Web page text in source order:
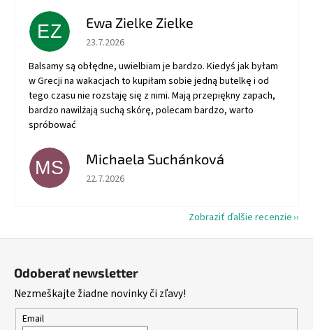
EZ Ewa Zielke Zielke
Hodnotenie obchodu je 5 z 5 hviezdičiek.
23.7.2026
Balsamy są obłędne, uwielbiam je bardzo. Kiedyś jak byłam
w Grecji na wakacjach to kupiłam sobie jedną butelkę i od
tego czasu nie rozstaję się z nimi. Mają przepiękny zapach,
bardzo nawilżają suchą skórę, polecam bardzo, warto
spróbować
MS Michaela Suchánková
Hodnotenie obchodu je 5 z 5 hviezdičiek.
22.7.2026
Zobraziť ďalšie recenzie
Odoberať newsletter
Nezmeškajte žiadne novinky či zľavy!
Email